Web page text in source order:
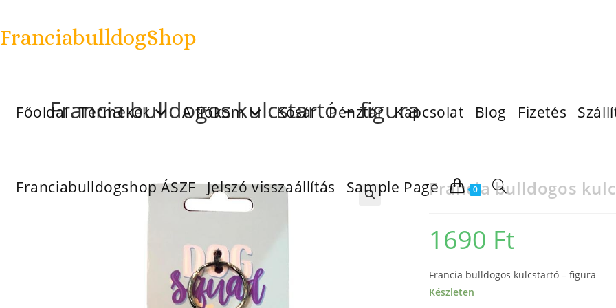
FranciabulldogShop
Főoldal Termékek A fiókom Kosár Pénztár Kapcsolat Blog Fizetés
Franciabulldogshop ÁSZF Jelszó visszaállítás Sample Page 0
Francia bulldogos kulcstartó – figura
Francia bulldogos
1690 Ft
Francia bulldogos kulcstartó – figura
Készleten